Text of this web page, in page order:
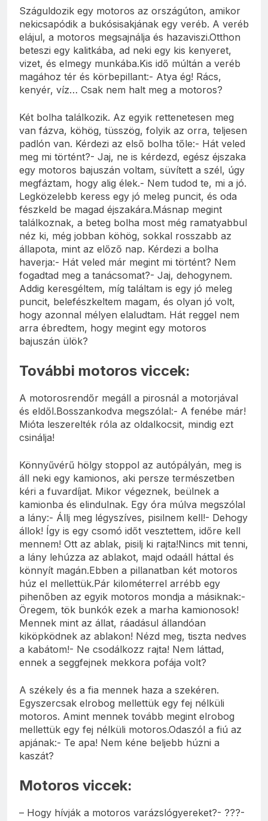
Száguldozik egy motoros az országúton, amikor
nekicsapódik a bukósisakjának egy veréb. A veréb
elájul, a motoros megsajnálja és hazaviszi.Otthon
beteszi egy kalitkába, ad neki egy kis kenyeret,
vizet, és elmegy munkába.Kis idő múltán a veréb
magához tér és körbepillant:- Atya ég! Rács,
kenyér, víz… Csak nem halt meg a motoros?
Két bolha találkozik. Az egyik rettenetesen meg
van fázva, köhög, tüsszög, folyik az orra, teljesen
padlón van. Kérdezi az első bolha tőle:- Hát veled
meg mi történt?- Jaj, ne is kérdezd, egész éjszaka
egy motoros bajuszán voltam, süvített a szél, úgy
megfáztam, hogy alig élek.- Nem tudod te, mi a jó.
Legközelebb keress egy jó meleg puncit, és oda
fészkeld be magad éjszakára.Másnap megint
találkoznak, a beteg bolha most még ramatyabbul
néz ki, még jobban köhög, sokkal rosszabb az
állapota, mint az előző nap. Kérdezi a bolha
haverja:- Hát veled már megint mi történt? Nem
fogadtad meg a tanácsomat?- Jaj, dehogynem.
Addig keresgéltem, míg találtam is egy jó meleg
puncit, belefészkeltem magam, és olyan jó volt,
hogy azonnal mélyen elaludtam. Hát reggel nem
arra ébredtem, hogy megint egy motoros
bajuszán ülök?
További motoros viccek:
A motorosrendőr megáll a pirosnál a motorjával
és eldől.Bosszankodva megszólal:- A fenébe már!
Mióta leszerelték róla az oldalkocsit, mindig ezt
csinálja!
Könnyűvérű hölgy stoppol az autópályán, meg is
áll neki egy kamionos, aki persze természetben
kéri a fuvardíjat. Mikor végeznek, beülnek a
kamionba és elindulnak. Egy óra múlva megszólal
a lány:- Állj meg légyszíves, pisilnem kell!- Dehogy
állok! Így is egy csomó időt vesztettem, időre kell
mennem! Ott az ablak, pisilj ki rajta!Nincs mit tenni,
a lány lehúzza az ablakot, majd odaáll háttal és
könnyít magán.Ebben a pillanatban két motoros
húz el mellettük.Pár kilométerrel arrébb egy
pihenőben az egyik motoros mondja a másiknak:-
Öregem, tök bunkók ezek a marha kamionosok!
Mennek mint az állat, ráadásul állandóan
kiköpködnek az ablakon! Nézd meg, tiszta nedves
a kabátom!- Ne csodálkozz rajta! Nem láttad,
ennek a seggfejnek mekkora pofája volt?
A székely és a fia mennek haza a szekéren.
Egyszercsak elrobog mellettük egy fej nélküli
motoros. Amint mennek tovább megint elrobog
mellettük egy fej nélküli motoros.Odaszól a fiú az
apjának:- Te apa! Nem kéne beljebb húzni a
kaszát?
Motoros viccek:
– Hogy hívják a motoros varázslógyereket?- ???-